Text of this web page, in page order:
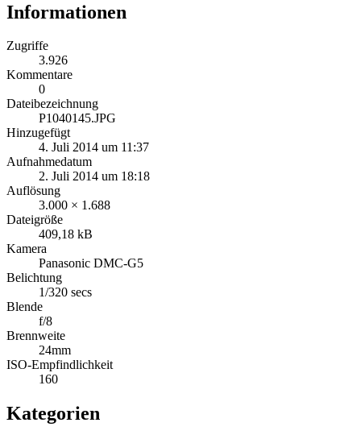
Informationen
Zugriffe
3.926
Kommentare
0
Dateibezeichnung
P1040145.JPG
Hinzugefügt
4. Juli 2014 um 11:37
Aufnahmedatum
2. Juli 2014 um 18:18
Auflösung
3.000 × 1.688
Dateigröße
409,18 kB
Kamera
Panasonic DMC-G5
Belichtung
1/320 secs
Blende
f/8
Brennweite
24mm
ISO-Empfindlichkeit
160
Kategorien